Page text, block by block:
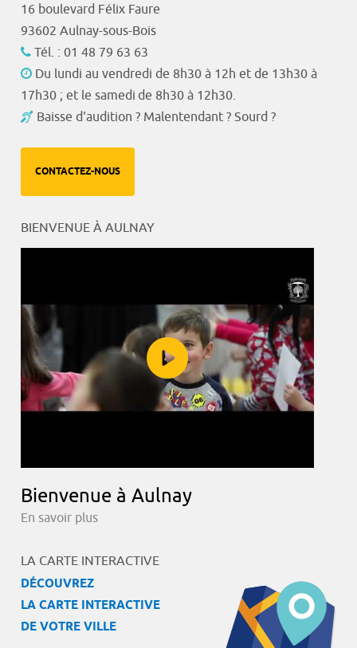
16 boulevard Félix Faure
93602 Aulnay-sous-Bois
Tél. : 01 48 79 63 63
Du lundi au vendredi de 8h30 à 12h et de 13h30 à
17h30 ; et le samedi de 8h30 à 12h30.
Baisse d'audition ? Malentendant ? Sourd ?
CONTACTEZ-NOUS
BIENVENUE À AULNAY
Bienvenue à Aulnay
En savoir plus
LA CARTE INTERACTIVE
DÉCOUVREZ
LA CARTE INTERACTIVE
DE VOTRE VILLE